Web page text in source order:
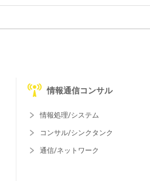
情報通信コンサル
情報処理/システム
コンサル/シンクタンク
通信/ネットワーク